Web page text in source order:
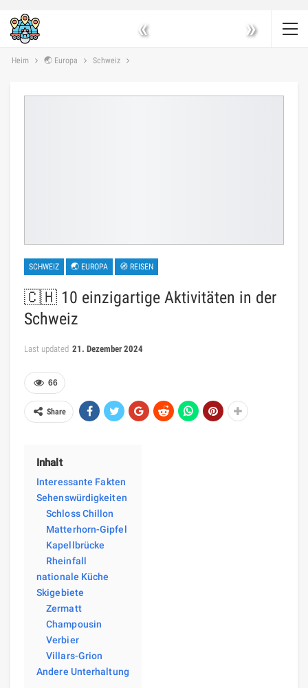
« »
Heim 🌏 Europa Schweiz
SCHWEIZ 🌏 EUROPA 🧭 REISEN
🇨🇭 10 einzigartige Aktivitäten in der
Schweiz
Last updated 21. Dezember 2024
66
Share
Inhalt
Interessante Fakten
Sehenswürdigkeiten
Schloss Chillon
Matterhorn-Gipfel
Kapellbrücke
Rheinfall
nationale Küche
Skigebiete
Zermatt
Champousin
Verbier
Villars-Grion
Andere Unterhaltung